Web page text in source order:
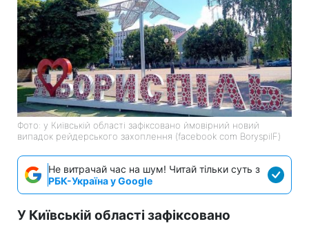
Фото: у Київській області зафіксовано ймовірний новий
випадок рейдерського захоплення (facebook com BoryspilF)
Не витрачай час на шум! Читай тільки суть з
РБК-Україна у Google
У Київській області зафіксовано